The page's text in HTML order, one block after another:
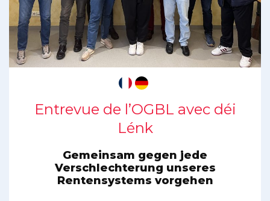
Entrevue de l’OGBL avec déi
Lénk
Gemeinsam gegen jede
Verschlechterung unseres
Rentensystems vorgehen